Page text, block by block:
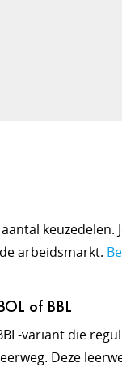
keuzedelen.
arbeidsmarkt.
of BBL
variant die
Deze